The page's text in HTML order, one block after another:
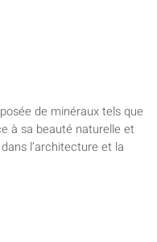
de minéraux tels que
à sa beauté naturelle et
l’architecture et la